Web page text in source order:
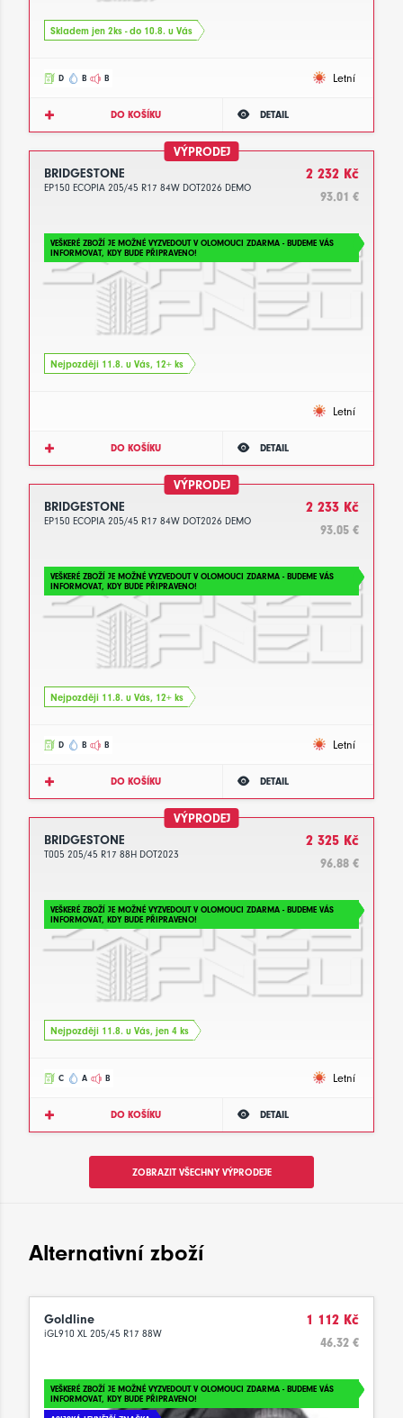
Skladem jen 2ks - do 10.8. u Vás
D B B Letní
DO KOŠÍKU DETAIL
VÝPRODEJ
BRIDGESTONE
EP150 ECOPIA 205/45 R17 84W DOT2026 DEMO
2 232 Kč
93.01 €
VEŠKERÉ ZBOŽÍ JE MOŽNÉ VYZVEDOUT V OLOMOUCI ZDARMA - BUDEME VÁS
INFORMOVAT, KDY BUDE PŘIPRAVENO!
Nejpozději 11.8. u Vás, 12+ ks
Letní
DO KOŠÍKU DETAIL
VÝPRODEJ
BRIDGESTONE
EP150 ECOPIA 205/45 R17 84W DOT2026 DEMO
2 233 Kč
93.05 €
VEŠKERÉ ZBOŽÍ JE MOŽNÉ VYZVEDOUT V OLOMOUCI ZDARMA - BUDEME VÁS
INFORMOVAT, KDY BUDE PŘIPRAVENO!
Nejpozději 11.8. u Vás, 12+ ks
D B B Letní
DO KOŠÍKU DETAIL
VÝPRODEJ
BRIDGESTONE
T005 205/45 R17 88H DOT2023
2 325 Kč
96.88 €
VEŠKERÉ ZBOŽÍ JE MOŽNÉ VYZVEDOUT V OLOMOUCI ZDARMA - BUDEME VÁS
INFORMOVAT, KDY BUDE PŘIPRAVENO!
Nejpozději 11.8. u Vás, jen 4 ks
C A B Letní
DO KOŠÍKU DETAIL
ZOBRAZIT VŠECHNY VÝPRODEJE
Alternativní zboží
Goldline
iGL910 XL 205/45 R17 88W
1 112 Kč
46.32 €
VEŠKERÉ ZBOŽÍ JE MOŽNÉ VYZVEDOUT V OLOMOUCI ZDARMA - BUDEME VÁS
INFORMOVAT, KDY BUDE PŘIPRAVENO!